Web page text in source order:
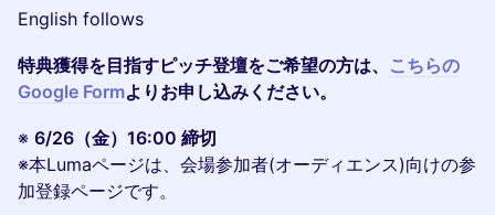
English follows
特典獲得を目指すピッチ登壇をご希望の方は、 こちらの
Google Formよりお申し込みください。
※ 6/26（金）16:00 締切
※本Lumaページは、会場参加者(オーディエンス)向けの参
加登録ページです。